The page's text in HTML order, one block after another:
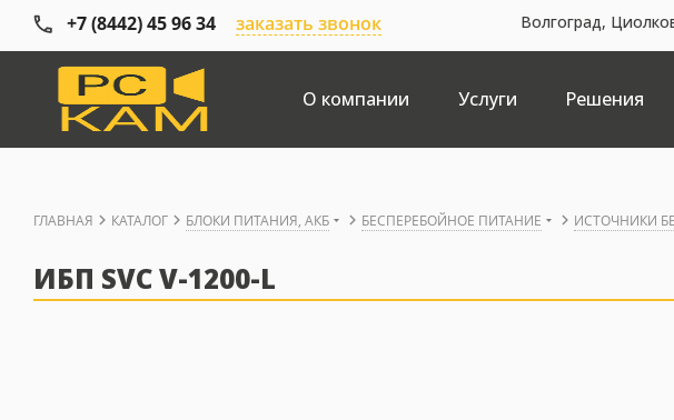
+7 (8442) 45 96 34 заказать звонок Волгоград,
О компании Услуги Решения
ГЛАВНАЯ КАТАЛОГ БЛОКИ ПИТАНИЯ, АКБ БЕСПЕРЕБОЙНОЕ ПИТАНИЕ ИСТОЧНИКИ
ИБП SVC V-1200-L